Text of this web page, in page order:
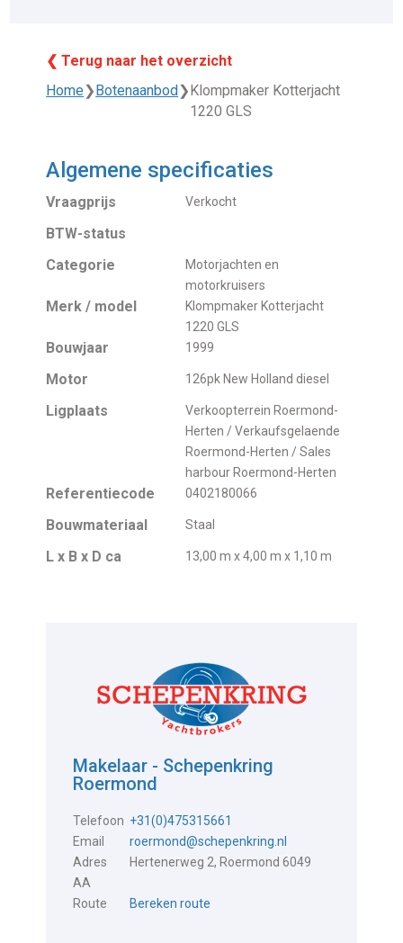
❮ Terug naar het overzicht
Home❯Botenaanbod❯Klompmaker Kotterjacht
1220 GLS
Algemene specificaties
Vraagprijs Verkocht
BTW-status
Categorie
Motorjachten en
motorkruisers
Merk / model
Klompmaker Kotterjacht
1220 GLS
Bouwjaar 1999
Motor 126pk New Holland diesel
Ligplaats
Verkoopterrein Roermond-
Herten / Verkaufsgelaende
Roermond-Herten / Sales
harbour Roermond-Herten
Referentiecode 0402180066
Bouwmateriaal Staal
L x B x D ca 13,00 m x 4,00 m x 1,10 m
Makelaar - Schepenkring
Roermond
Telefoon +31(0)475315661
Email
roermond@schepenkring.nl
Adres
Hertenerweg 2, Roermond 6049
AA
Route
Bereken route